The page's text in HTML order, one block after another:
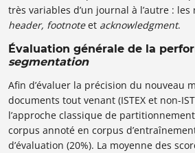
très variables d’un journal à l’autre :
header, footnoteet acknowledgment.
Évaluation générale de la
segmentation
Afin d’évaluer la précision du nouveau
documents tout venant (ISTEX et non-
l’approche classique de
corpus annoté en corpus
d’évaluation (20%). La moyenne des